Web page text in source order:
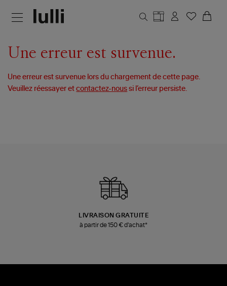
Une erreur est survenue.
Une erreur est survenue lors du chargement de cette page.
Veuillez réessayer etcontactez-nous si l’erreur persiste.
LIVRAISON GRATUITE
à partir de 150 € d'achat*